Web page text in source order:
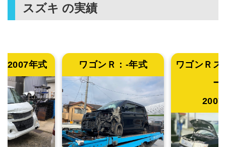
スズキ の実績
2007年式 ワゴンＲ： -年式
ワゴンＲス
ー
2007